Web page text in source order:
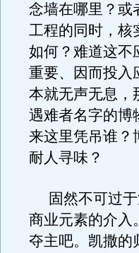
念墙在哪里？或
工程的同时，核
如何？难道这不
重要、因而投入
本就无声无息，
遇难者名字的博
来这里凭吊谁？
耐人寻味？
固然不可过
商业元素的介入
夺主吧。凯撒的